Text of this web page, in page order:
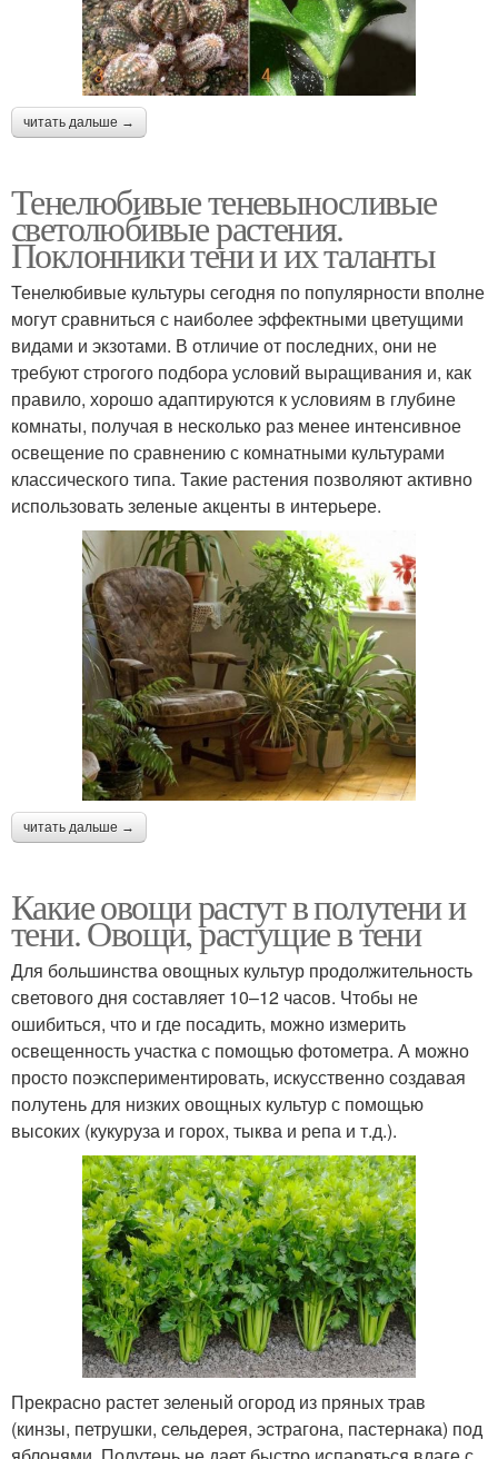
читать дальше →
Тенелюбивые теневыносливые
светолюбивые растения.
Поклонники тени и их таланты
Тенелюбивые культуры сегодня по популярности вполне
могут сравниться с наиболее эффектными цветущими
видами и экзотами. В отличие от последних, они не
требуют строгого подбора условий выращивания и, как
правило, хорошо адаптируются к условиям в глубине
комнаты, получая в несколько раз менее интенсивное
освещение по сравнению с комнатными культурами
классического типа. Такие растения позволяют активно
использовать зеленые акценты в интерьере.
читать дальше →
Какие овощи растут в полутени и
тени. Овощи, растущие в тени
Для большинства овощных культур продолжительность
светового дня составляет 10–12 часов. Чтобы не
ошибиться, что и где посадить, можно измерить
освещенность участка с помощью фотометра. А можно
просто поэкспериментировать, искусственно создавая
полутень для низких овощных культур с помощью
высоких (кукуруза и горох, тыква и репа и т.д.).
Прекрасно растет зеленый огород из пряных трав
(кинзы, петрушки, сельдерея, эстрагона, пастернака) под